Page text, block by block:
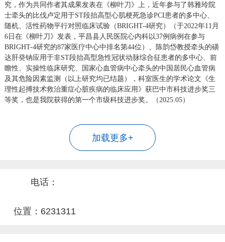
究， 作为共同作者其成果发表在《柳叶刀》上 ， 近年参与了韩雅玲院
士牵头的 比伐卢定用于ST段抬高型心肌梗死急诊PCI患者的多中心、
随机、活性药物平行对照临床试验（BRIGHT-4研究）（于2022年11月
6日在《柳叶刀》发表，平昌县人民医院心内科以37例病例在参与
BRIGHT-4研究的87家医疗中心中排名第44位 ） 陈韵岱教授牵头的磺
达肝癸钠应用于非ST段抬高型急性冠状动脉综合征患者的多中心、前
瞻性、实操性临床研究、 国家心血管病中心牵头的中国居民心血管病
及其危险因素监测
（ 以上研究均已结题），科室医生的学术论文 《生
理性起搏技术救治重症心脏疾病的临床应用》获巴中市科技进步奖三
等奖， 也是我院获得的第一个市级科技进步奖 。（2025.05）
加载更多+
电话：
位置：6231311